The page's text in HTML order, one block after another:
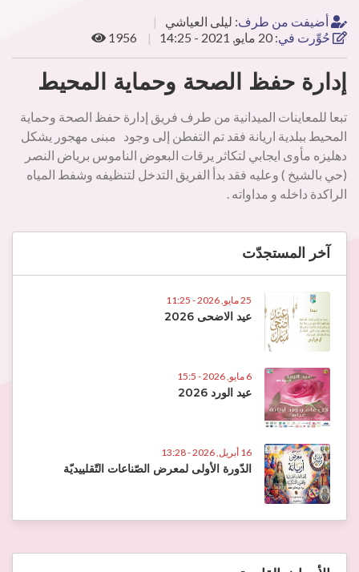
أضيفت من طرف: ليلى العياشي
حُوِّرت في: 20 مايو, 2021 - 14:25 1956
إدارة حفظ الصحة وحماية المحيط
تبعا للمعاينات الميدانية من طرف فريق إدارة حفظ الصحة وحماية
المحيط ببلدية اريانة فقد تم التفطن إلى وجود مبنى مهجور يشكل
دهليزه مأوى ايجابي لتكاثر يرقات البعوض الناموس برياض النصر
(حي بالشيخ ) وعليه فقد بدأ الفريق التدخل لتنظيفه وشفط المياه
الراكدة داخله و مداواته .
آخر المستجدّت
25 مايو, 2026 - 11:25
عيد الاضحى 2026
6 مايو, 2026 - 15:5
عيد الورد 2026
16 أبريل, 2026 - 13:28
الدّورة الأولى لمعرض الصّناعات التّقلييديّة